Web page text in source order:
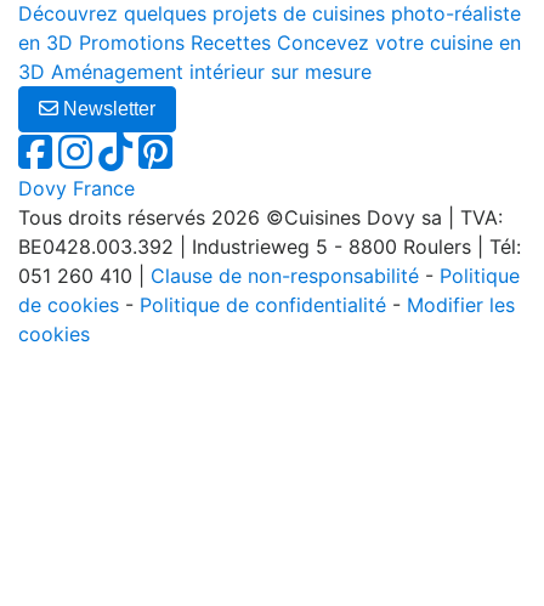
Découvrez quelques projets de cuisines photo-réaliste
en 3D Promotions Recettes Concevez votre cuisine en
3D Aménagement intérieur sur mesure
Newsletter
Dovy France
Tous droits réservés 2026 ©Cuisines Dovy sa | TVA:
BE0428.003.392 | Industrieweg 5 - 8800 Roulers | Tél:
051 260 410 | Clause de non-responsabilité - Politique
de cookies - Politique de confidentialité - Modifier les
cookies